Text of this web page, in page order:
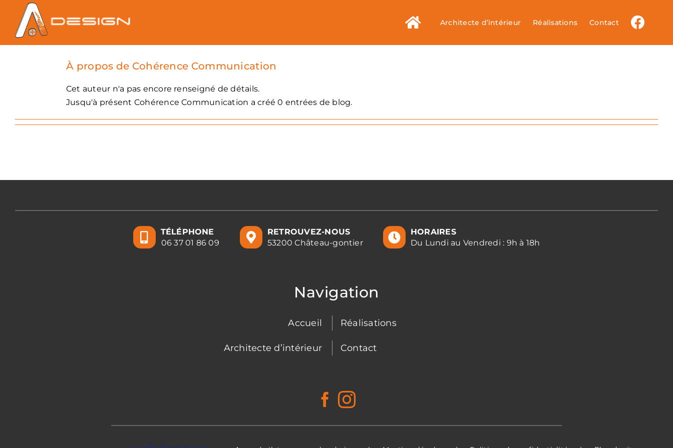
Passer
contenu
Architecte d’intérieur Réalisations Contact
À propos de Cohérence Communication
Cet auteur n'a pas encore renseigné de détails.
Jusqu'à présent Cohérence Communication a créé 0 entrées de blog.
TÉLÉPHONE
06 37 01 86 09
RETROUVEZ-NOUS
53200 Château-gontier
HORAIRES
Du Lundi au Vendredi : 9h à 18h
Navigation
Accueil
Architecte d’intérieur
Réalisations
Contact